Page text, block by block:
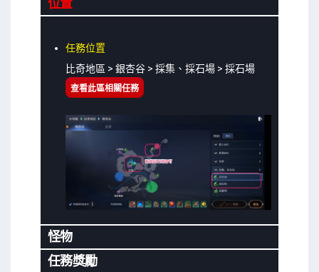
位置
任務位置
比奇地區 > 銀杏谷 > 採集、採石場 > 採石場
查看此區相關任務
怪物
任務獎勵